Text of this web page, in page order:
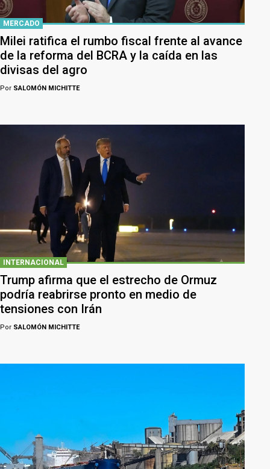
MERCADO
Milei ratifica el rumbo fiscal frente al avance
de la reforma del BCRA y la caída en las
divisas del agro
Por SALOMÓN MICHITTE
INTERNACIONAL
Trump afirma que el estrecho de Ormuz
podría reabrirse pronto en medio de
tensiones con Irán
Por SALOMÓN MICHITTE